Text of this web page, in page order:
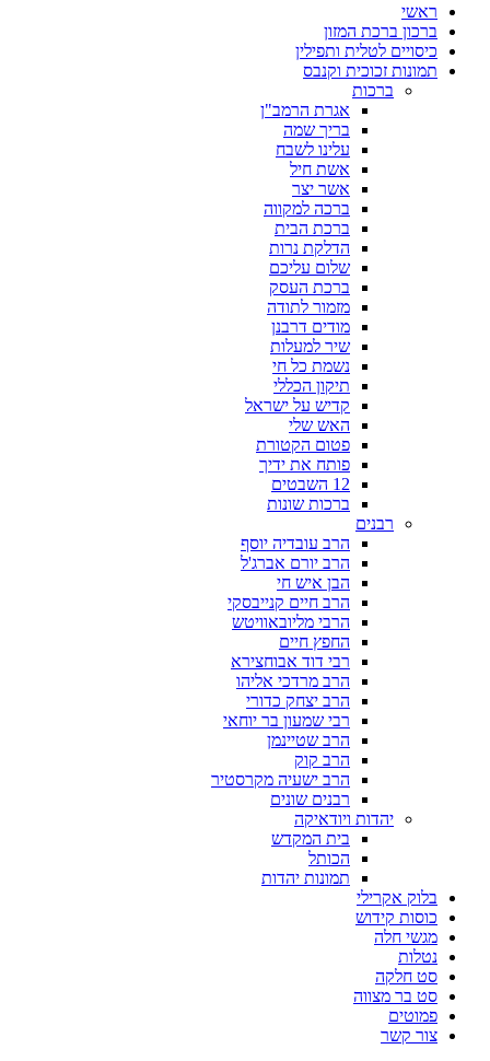
ראשי
ברכון ברכת המזון
כיסויים לטלית ותפילין
תמונות זכוכית וקנבס
ברכות
אגרת הרמב"ן
בריך שמה
עלינו לשבח
אשת חיל
אשר יצר
ברכה למקווה
ברכת הבית
הדלקת נרות
שלום עליכם
ברכת העסק
מזמור לתודה
מודים דרבנן
שיר למעלות
נשמת כל חי
תיקון הכללי
קדיש על ישראל
האש שלי
פטום הקטורת
פותח את ידיך
12 השבטים
ברכות שונות
רבנים
הרב עובדיה יוסף
הרב יורם אברג'ל
הבן איש חי
הרב חיים קנייבסקי
הרבי מליובאוויטש
החפץ חיים
רבי דוד אבוחצירא
הרב מרדכי אליהו
הרב יצחק כדורי
רבי שמעון בר יוחאי
הרב שטיינמן
הרב קוק
הרב ישעיה מקרסטיר
רבנים שונים
יהדות ויודאיקה
בית המקדש
הכותל
תמונות יהדות
בלוק אקרילי
כוסות קידוש
מגשי חלה
נטלות
סט חלקה
סט בר מצווה
פמוטים
צור קשר